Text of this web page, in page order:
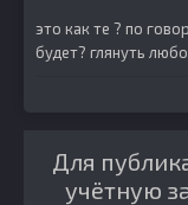
это как те ? по
будет? глянуть
Для
учётную